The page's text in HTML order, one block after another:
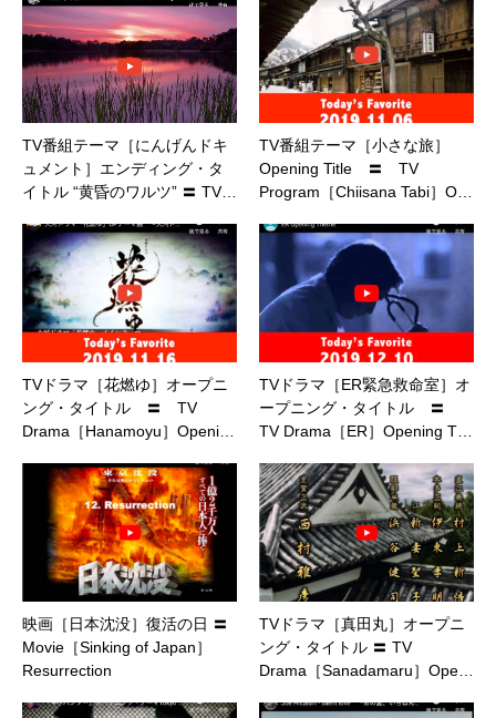
TV番組テーマ［にんげんドキ
ュメント］エンディング・タ
イトル “黄昏のワルツ” 〓 TV…
TV番組テーマ［小さな旅］
Opening Title 〓 TV
Program［Chiisana Tabi］O…
TVドラマ［花燃ゆ］オープニ
ング・タイトル 〓 TV
Drama［Hanamoyu］Openi…
TVドラマ［ER緊急救命室］オ
ープニング・タイトル 〓
TV Drama［ER］Opening T…
映画［日本沈没］復活の日 〓
Movie［Sinking of Japan］
Resurrection
TVドラマ［真田丸］オープニ
ング・タイトル 〓 TV
Drama［Sanadamaru］Ope…